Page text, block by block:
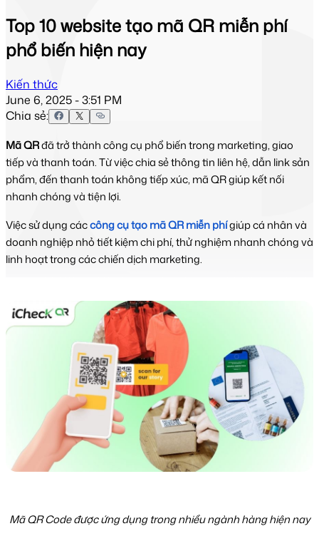
Top 10 website tạo mã QR miễn phí
phổ biến hiện nay
Kiến thức
June 6, 2025 - 3:51 PM
Chia sẻ:
Mã QR đã trở thành công cụ phổ biến trong marketing, giao
tiếp và thanh toán. Từ việc chia sẻ thông tin liên hệ, dẫn link sản
phẩm, đến thanh toán không tiếp xúc, mã QR giúp kết nối
nhanh chóng và tiện lợi.
Việc sử dụng cáccông cụ tạo mã QR miễn phígiúp cá nhân và
doanh nghiệp nhỏ tiết kiệm chi phí, thử nghiệm nhanh chóng và
linh hoạt trong các chiến dịch marketing.
Mã QR Code được ứng dụng trong nhiều ngành hàng hiện nay